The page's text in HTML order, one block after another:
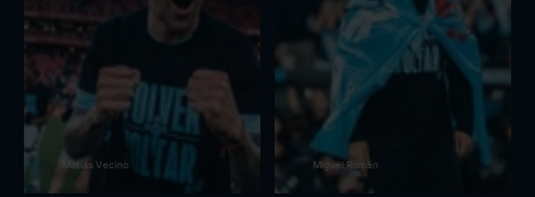
Matías Vecino Miguel Román